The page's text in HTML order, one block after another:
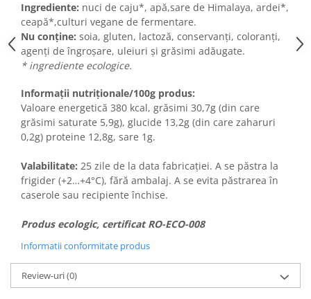
Ingrediente: nuci de caju*, apă,sare de Himalaya, ardei*,
ceapă*,culturi vegane de fermentare.
Nu conține: soia, gluten, lactoză, conservanți, coloranți,
agenți de îngroșare, uleiuri și grăsimi adăugate.
* ingrediente ecologice.
Informații nutriționale/100g produs:
Valoare energetică 380 kcal, grăsimi 30,7g (din care
grăsimi saturate 5,9g), glucide 13,2g (din care zaharuri
0,2g) proteine 12,8g, sare 1g.
Valabilitate: 25 zile de la data fabricației. A se păstra la
frigider (+2…+4°C), fără ambalaj. A se evita păstrarea în
caserole sau recipiente închise.
Produs ecologic, certificat RO-ECO-008
Informatii conformitate produs
Review-uri(0)